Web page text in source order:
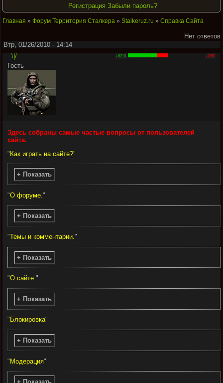
Регистрация Забыли пароль?
Главная » Форум Территория Сталкера » Stalkeruz.ru » Справка Сайта
Нет ответов
Втр, 01/26/2010 - 14:14
\|/
Гость
+6210 -2361
Здесь собраны самые частые вопросы от пользователей
сайта.
"Как играть на сайте?"
+ Показать
"О форуме. "
+ Показать
"Темы и комментарии. "
+ Показать
"О сайте."
+ Показать
" Блокировка"
+ Показать
"Модерация"